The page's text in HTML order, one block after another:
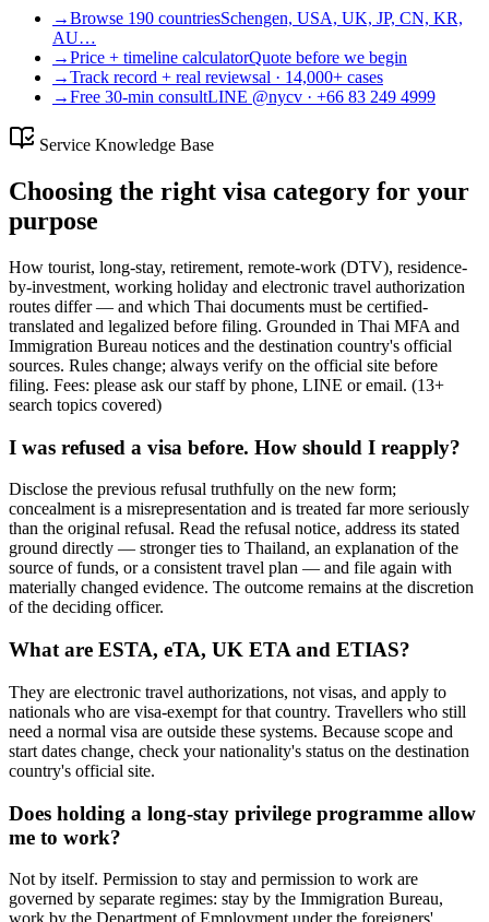
→Browse 190 countriesSchengen, USA, UK, JP, CN, KR,
AU…
→Price + timeline calculatorQuote before we begin
→Track record + real reviewsal · 14,000+ cases
→Free 30-min consultLINE @nycv · +66 83 249 4999
Service Knowledge Base
Choosing the right visa category for your
purpose
How tourist, long-stay, retirement, remote-work (DTV), residence-
by-investment, working holiday and electronic travel authorization
routes differ — and which Thai documents must be certified-
translated and legalized before filing. Grounded in Thai MFA and
Immigration Bureau notices and the destination country's official
sources. Rules change; always verify on the official site before
filing. Fees: please ask our staff by phone, LINE or email. (13+
search topics covered)
I was refused a visa before. How should I reapply?
Disclose the previous refusal truthfully on the new form;
concealment is a misrepresentation and is treated far more seriously
than the original refusal. Read the refusal notice, address its stated
ground directly — stronger ties to Thailand, an explanation of the
source of funds, or a consistent travel plan — and file again with
materially changed evidence. The outcome remains at the discretion
of the deciding officer.
What are ESTA, eTA, UK ETA and ETIAS?
They are electronic travel authorizations, not visas, and apply to
nationals who are visa-exempt for that country. Travellers who still
need a normal visa are outside these systems. Because scope and
start dates change, check your nationality's status on the destination
country's official site.
Does holding a long-stay privilege programme allow
me to work?
Not by itself. Permission to stay and permission to work are
governed by separate regimes: stay by the Immigration Bureau,